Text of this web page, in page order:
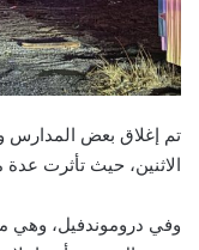
تم إغلاق بعض المدارس
الاثنين، حيث تأثرت